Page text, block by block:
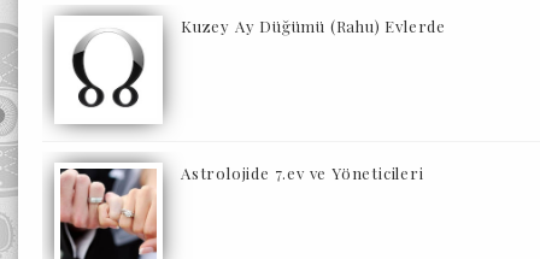
Kuzey Ay Düğümü (Rahu) Evlerde
Astrolojide 7.ev ve Yöneticileri